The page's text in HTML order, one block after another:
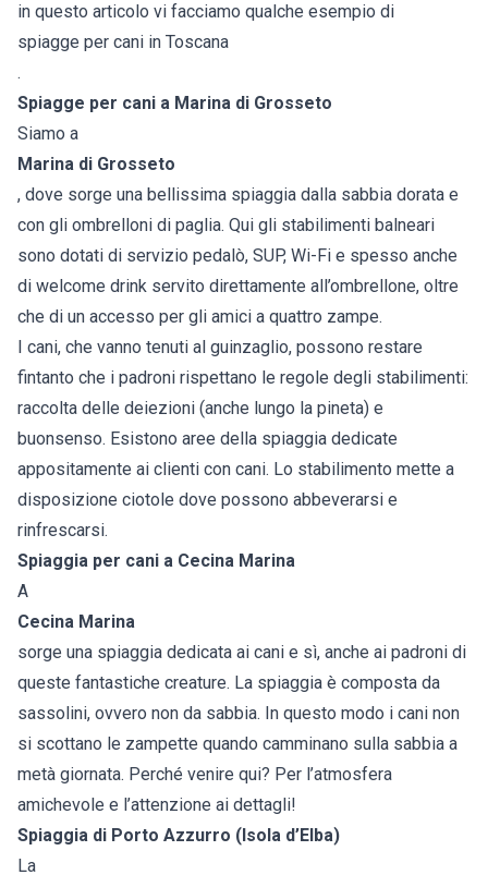
in questo articolo vi facciamo qualche esempio di
spiagge per cani in Toscana
.
Spiagge per cani a Marina di Grosseto
Siamo a
Marina di Grosseto
, dove sorge una bellissima spiaggia dalla sabbia dorata e
con gli ombrelloni di paglia. Qui gli stabilimenti balneari
sono dotati di servizio pedalò, SUP, Wi-Fi e spesso anche
di welcome drink servito direttamente all’ombrellone, oltre
che di un accesso per gli amici a quattro zampe.
I cani, che vanno tenuti al guinzaglio, possono restare
fintanto che i padroni rispettano le regole degli stabilimenti:
raccolta delle deiezioni (anche lungo la pineta) e
buonsenso. Esistono aree della spiaggia dedicate
appositamente ai clienti con cani. Lo stabilimento mette a
disposizione ciotole dove possono abbeverarsi e
rinfrescarsi.
Spiaggia per cani a Cecina Marina
A
Cecina Marina
sorge una spiaggia dedicata ai cani e sì, anche ai padroni di
queste fantastiche creature. La spiaggia è composta da
sassolini, ovvero non da sabbia. In questo modo i cani non
si scottano le zampette quando camminano sulla sabbia a
metà giornata. Perché venire qui? Per l’atmosfera
amichevole e l’attenzione ai dettagli!
Spiaggia di Porto Azzurro (Isola d’Elba)
La